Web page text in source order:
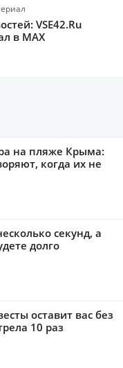
VSE42.Ru
в MAX
на пляже Крыма:
когда их не
секунд, а
долго
оставит вас без
10 раз